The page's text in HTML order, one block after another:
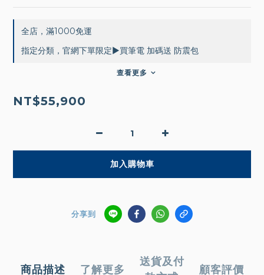
全店，滿1000免運
指定分類，官網下單限定▶買筆電 加碼送 防震包
查看更多
NT$55,900
加入購物車
分享到
商品描述 了解更多
送貨及付
顧客評價